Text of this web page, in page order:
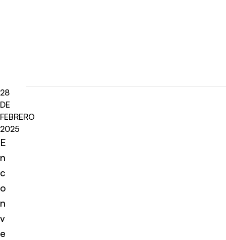
28
DE
FEBRERO
2025
E
n
c
o
n
v
e